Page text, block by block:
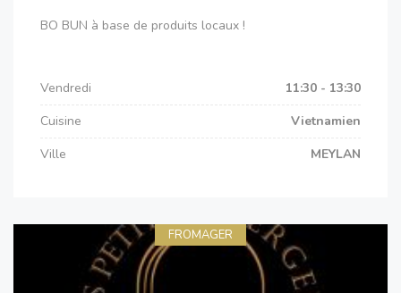
BO BUN à base de produits locaux !
Vendredi
11:30 - 13:30
Cuisine
Vietnamien
Ville
MEYLAN
FROMAGER